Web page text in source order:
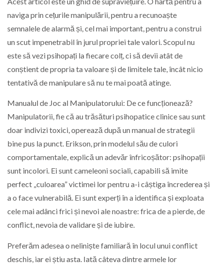
naviga prin cețurile manipulării, pentru a recunoaște
semnalele de alarmă și, cel mai important, pentru a construi
un scut impenetrabil în jurul propriei tale valori. Scopul nu
este să vezi psihopați la fiecare colț, ci să devii atât de
conștient de propria ta valoare și de limitele tale, încât nicio
tentativă de manipulare să nu te mai poată atinge.
Manualul de Joc al Manipulatorului: De ce funcționează?
Manipulatorii, fie că au trăsături psihopatice clinice sau sunt
doar indivizi toxici, operează după un manual de strategii
bine pus la punct. Erikson, prin modelul său de culori
comportamentale, explică un adevăr înfricoșător: psihopații
sunt incolori. Ei sunt cameleoni sociali, capabili să imite
perfect „culoarea” victimei lor pentru a-i câștiga încrederea și
a o face vulnerabilă. Ei sunt experți în a identifica și exploata
cele mai adânci frici și nevoi ale noastre: frica de a pierde, de
conflict, nevoia de validare și de iubire.
Preferăm adesea o neliniște familiară în locul unui conflict
deschis, iar ei știu asta. Iată câteva dintre armele lor